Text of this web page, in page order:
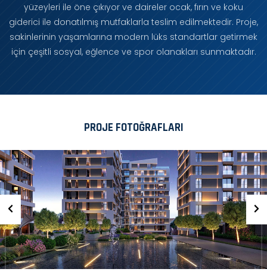
yüzeyleri ile öne çıkıyor ve daireler ocak, fırın ve koku
giderici ile donatılmış mutfaklarla teslim edilmektedir. Proje,
sakinlerinin yaşamlarına modern lüks standartlar getirmek
için çeşitli sosyal, eğlence ve spor olanakları sunmaktadır.
PROJE FOTOĞRAFLARI